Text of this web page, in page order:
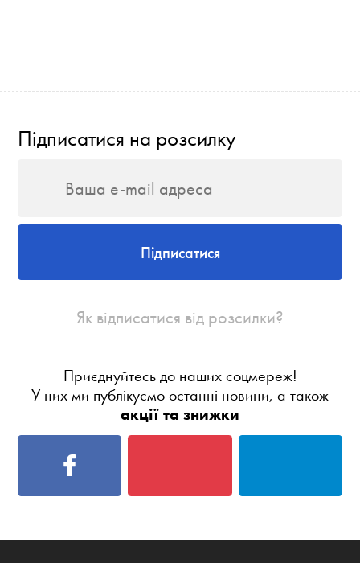
Підписатися на розсилку
Підписатися
Як відписатися від розсилки?
Приєднуйтесь до наших соцмереж!
У них ми публікуємо останні новини, а також
акції та знижки